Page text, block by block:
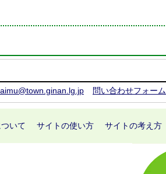
問い合わせフォーム
いて サイトの使い方 サイトの考え方